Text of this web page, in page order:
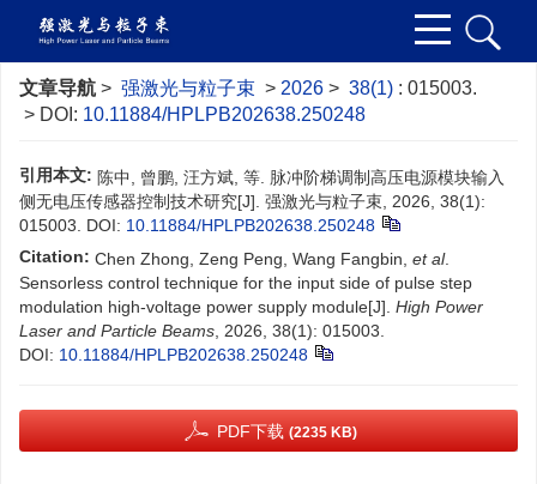
文章导航 > 强激光与粒子束 > 2026 > 38(1) : 015003.
> DOI: 10.11884/HPLPB202638.250248
引用本文: 陈中, 曾鹏, 汪方斌, 等. 脉冲阶梯调制高压电源模块输入
侧无电压传感器控制技术研究[J]. 强激光与粒子束, 2026, 38(1):
015003. DOI: 10.11884/HPLPB202638.250248
Citation: Chen Zhong, Zeng Peng, Wang Fangbin, et al.
Sensorless control technique for the input side of pulse step
modulation high-voltage power supply module[J]. High Power
Laser and Particle Beams , 2026, 38(1): 015003.
DOI: 10.11884/HPLPB202638.250248
PDF下载 (2235 KB)